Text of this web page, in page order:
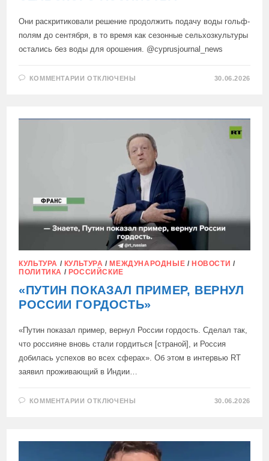
Они раскритиковали решение продолжить подачу воды гольф-
полям до сентября, в то время как сезонные сельхозкультуры
остались без воды для орошения. @cyprusjournal_news
КОММЕНТАРИИ К
НЕХВАТКА
НЫНЕШНЯЯ
ПОЛИТИКА
ПРАВИТЕЛЬСТВА
ПРИВЕСТИ
ФЕРМЕРОВ
ИЗ
СЕЛЬСКОГО
ХОЗЯЙСТВА
ОТКЛЮЧЕНЫ 30.06.2026
КУЛЬТУРА / КУЛЬТУРА / МЕЖДУНАРОДНЫЕ / НОВОСТИ /
ПОЛИТИКА / РОССИЙСКИЕ
«ПУТИН ПОКАЗАЛ ПРИМЕР, ВЕРНУЛ
РОССИИ ГОРДОСТЬ»
«Путин показал пример, вернул России гордость. Сделал так,
что россияне вновь стали гордиться [страной], и Россия
добилась успехов во всех сферах». Об этом в интервью RT
заявил проживающий в Индии…
КОММЕНТАРИИ К
ВЕРНУЛ
РОССИИ
ГОРДОСТЬ»
ОТКЛЮЧЕНЫ 30.06.2026